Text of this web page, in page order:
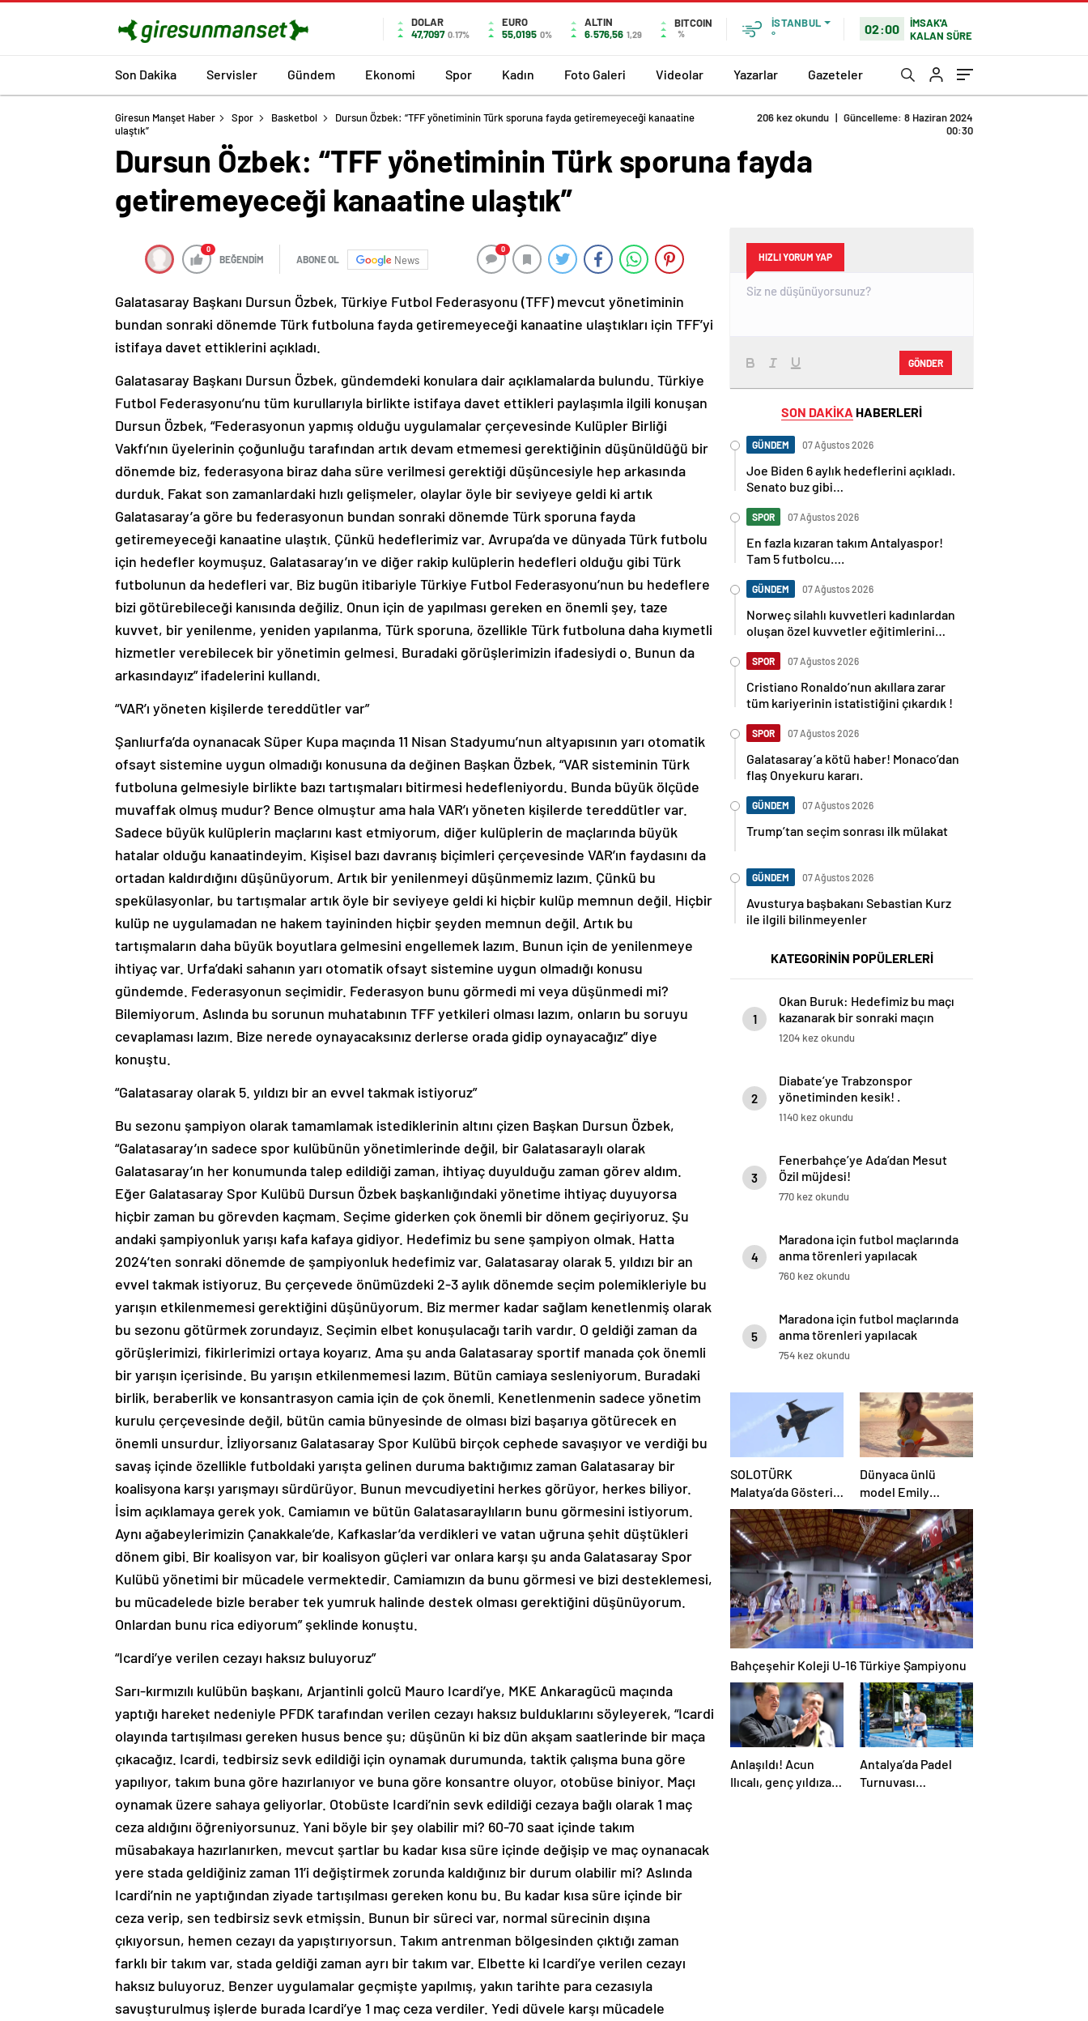
DOLAR
47,7097 0.17%
EURO
55,0195 0%
ALTIN
6.576,56 1,29
BITCOIN
%
İSTANBUL
°
02:00
İMSAK'A
KALAN SÜRE
Son Dakika Servisler Gündem Ekonomi Spor Kadın Foto Galeri Videolar Yazarlar Gazeteler
Giresun Manşet Haber Spor Basketbol
Dursun Özbek: “TFF yönetiminin Türk sporuna fayda getiremeyeceği kanaatine
ulaştık”
206 kez okundu | Güncelleme: 8 Haziran 2024
00:30
Dursun Özbek: “TFF yönetiminin Türk sporuna fayda
getiremeyeceği kanaatine ulaştık”
0
BEĞENDİM ABONE OL News
0
Galatasaray Başkanı Dursun Özbek, Türkiye Futbol Federasyonu (TFF) mevcut yönetiminin
bundan sonraki dönemde Türk futboluna fayda getiremeyeceği kanaatine ulaştıkları için TFF’yi
istifaya davet ettiklerini açıkladı.
Galatasaray Başkanı Dursun Özbek, gündemdeki konulara dair açıklamalarda bulundu. Türkiye
Futbol Federasyonu’nu tüm kurullarıyla birlikte istifaya davet ettikleri paylaşımla ilgili konuşan
Dursun Özbek, “Federasyonun yapmış olduğu uygulamalar çerçevesinde Kulüpler Birliği
Vakfı’nın üyelerinin çoğunluğu tarafından artık devam etmemesi gerektiğinin düşünüldüğü bir
dönemde biz, federasyona biraz daha süre verilmesi gerektiği düşüncesiyle hep arkasında
durduk. Fakat son zamanlardaki hızlı gelişmeler, olaylar öyle bir seviyeye geldi ki artık
Galatasaray’a göre bu federasyonun bundan sonraki dönemde Türk sporuna fayda
getiremeyeceği kanaatine ulaştık. Çünkü hedeflerimiz var. Avrupa’da ve dünyada Türk futbolu
için hedefler koymuşuz. Galatasaray’ın ve diğer rakip kulüplerin hedefleri olduğu gibi Türk
futbolunun da hedefleri var. Biz bugün itibariyle Türkiye Futbol Federasyonu’nun bu hedeflere
bizi götürebileceği kanısında değiliz. Onun için de yapılması gereken en önemli şey, taze
kuvvet, bir yenilenme, yeniden yapılanma, Türk sporuna, özellikle Türk futboluna daha kıymetli
hizmetler verebilecek bir yönetimin gelmesi. Buradaki görüşlerimizin ifadesiydi o. Bunun da
arkasındayız” ifadelerini kullandı.
“VAR’ı yöneten kişilerde tereddütler var”
Şanlıurfa’da oynanacak Süper Kupa maçında 11 Nisan Stadyumu’nun altyapısının yarı otomatik
ofsayt sistemine uygun olmadığı konusuna da değinen Başkan Özbek, “VAR sisteminin Türk
futboluna gelmesiyle birlikte bazı tartışmaları bitirmesi hedefleniyordu. Bunda büyük ölçüde
muvaffak olmuş mudur? Bence olmuştur ama hala VAR’ı yöneten kişilerde tereddütler var.
Sadece büyük kulüplerin maçlarını kast etmiyorum, diğer kulüplerin de maçlarında büyük
hatalar olduğu kanaatindeyim. Kişisel bazı davranış biçimleri çerçevesinde VAR’ın faydasını da
ortadan kaldırdığını düşünüyorum. Artık bir yenilenmeyi düşünmemiz lazım. Çünkü bu
spekülasyonlar, bu tartışmalar artık öyle bir seviyeye geldi ki hiçbir kulüp memnun değil. Hiçbir
kulüp ne uygulamadan ne hakem tayininden hiçbir şeyden memnun değil. Artık bu
tartışmaların daha büyük boyutlara gelmesini engellemek lazım. Bunun için de yenilenmeye
ihtiyaç var. Urfa’daki sahanın yarı otomatik ofsayt sistemine uygun olmadığı konusu
gündemde. Federasyonun seçimidir. Federasyon bunu görmedi mi veya düşünmedi mi?
Bilemiyorum. Aslında bu sorunun muhatabının TFF yetkileri olması lazım, onların bu soruyu
cevaplaması lazım. Bize nerede oynayacaksınız derlerse orada gidip oynayacağız” diye
konuştu.
“Galatasaray olarak 5. yıldızı bir an evvel takmak istiyoruz”
Bu sezonu şampiyon olarak tamamlamak istediklerinin altını çizen Başkan Dursun Özbek,
“Galatasaray’ın sadece spor kulübünün yönetimlerinde değil, bir Galatasaraylı olarak
Galatasaray’ın her konumunda talep edildiği zaman, ihtiyaç duyulduğu zaman görev aldım.
Eğer Galatasaray Spor Kulübü Dursun Özbek başkanlığındaki yönetime ihtiyaç duyuyorsa
hiçbir zaman bu görevden kaçmam. Seçime giderken çok önemli bir dönem geçiriyoruz. Şu
andaki şampiyonluk yarışı kafa kafaya gidiyor. Hedefimiz bu sene şampiyon olmak. Hatta
2024’ten sonraki dönemde de şampiyonluk hedefimiz var. Galatasaray olarak 5. yıldızı bir an
evvel takmak istiyoruz. Bu çerçevede önümüzdeki 2-3 aylık dönemde seçim polemikleriyle bu
yarışın etkilenmemesi gerektiğini düşünüyorum. Biz mermer kadar sağlam kenetlenmiş olarak
bu sezonu götürmek zorundayız. Seçimin elbet konuşulacağı tarih vardır. O geldiği zaman da
görüşlerimizi, fikirlerimizi ortaya koyarız. Ama şu anda Galatasaray sportif manada çok önemli
bir yarışın içerisinde. Bu yarışın etkilenmemesi lazım. Bütün camiaya sesleniyorum. Buradaki
birlik, beraberlik ve konsantrasyon camia için de çok önemli. Kenetlenmenin sadece yönetim
kurulu çerçevesinde değil, bütün camia bünyesinde de olması bizi başarıya götürecek en
önemli unsurdur. İzliyorsanız Galatasaray Spor Kulübü birçok cephede savaşıyor ve verdiği bu
savaş içinde özellikle futboldaki yarışta gelinen duruma baktığımız zaman Galatasaray bir
koalisyona karşı yarışmayı sürdürüyor. Bunun mevcudiyetini herkes görüyor, herkes biliyor.
İsim açıklamaya gerek yok. Camiamın ve bütün Galatasaraylıların bunu görmesini istiyorum.
Aynı ağabeylerimizin Çanakkale’de, Kafkaslar’da verdikleri ve vatan uğruna şehit düştükleri
dönem gibi. Bir koalisyon var, bir koalisyon güçleri var onlara karşı şu anda Galatasaray Spor
Kulübü yönetimi bir mücadele vermektedir. Camiamızın da bunu görmesi ve bizi desteklemesi,
bu mücadelede bizle beraber tek yumruk halinde destek olması gerektiğini düşünüyorum.
Onlardan bunu rica ediyorum” şeklinde konuştu.
“Icardi’ye verilen cezayı haksız buluyoruz”
Sarı-kırmızılı kulübün başkanı, Arjantinli golcü Mauro Icardi’ye, MKE Ankaragücü maçında
yaptığı hareket nedeniyle PFDK tarafından verilen cezayı haksız bulduklarını söyleyerek, “Icardi
olayında tartışılması gereken husus bence şu; düşünün ki biz dün akşam saatlerinde bir maça
çıkacağız. Icardi, tedbirsiz sevk edildiği için oynamak durumunda, taktik çalışma buna göre
yapılıyor, takım buna göre hazırlanıyor ve buna göre konsantre oluyor, otobüse biniyor. Maçı
oynamak üzere sahaya geliyorlar. Otobüste Icardi’nin sevk edildiği cezaya bağlı olarak 1 maç
ceza aldığını öğreniyorsunuz. Yani böyle bir şey olabilir mi? 60-70 saat içinde takım
müsabakaya hazırlanırken, mevcut şartlar bu kadar kısa süre içinde değişip ve maç oynanacak
yere stada geldiğiniz zaman 11’i değiştirmek zorunda kaldığınız bir durum olabilir mi? Aslında
Icardi’nin ne yaptığından ziyade tartışılması gereken konu bu. Bu kadar kısa süre içinde bir
ceza verip, sen tedbirsiz sevk etmişsin. Bunun bir süreci var, normal sürecinin dışına
çıkıyorsun, hemen cezayı da yapıştırıyorsun. Takım antrenman bölgesinden çıktığı zaman
farklı bir takım var, stada geldiği zaman ayrı bir takım var. Elbette ki Icardi’ye verilen cezayı
haksız buluyoruz. Benzer uygulamalar geçmişte yapılmış, yakın tarihte para cezasıyla
savuşturulmuş işlerde burada Icardi’ye 1 maç ceza verdiler. Yedi düvele karşı mücadele
HIZLI YORUM YAP
GÖNDER
SON DAKİKA HABERLERİ
GÜNDEM 07 Ağustos 2026
Joe Biden 6 aylık hedeflerini açıkladı.
Senato buz gibi…
SPOR 07 Ağustos 2026
En fazla kızaran takım Antalyaspor!
Tam 5 futbolcu….
GÜNDEM 07 Ağustos 2026
Norweç silahlı kuvvetleri kadınlardan
oluşan özel kuvvetler eğitimlerini
SPOR 07 Ağustos 2026
Cristiano Ronaldo’nun akıllara zarar
tüm kariyerinin istatistiğini çıkardık !
SPOR 07 Ağustos 2026
Galatasaray’a kötü haber! Monaco’dan
flaş Onyekuru kararı.
GÜNDEM 07 Ağustos 2026
Trump’tan seçim sonrası ilk mülakat
GÜNDEM 07 Ağustos 2026
Avusturya başbakanı Sebastian Kurz
ile ilgili bilinmeyenler
KATEGORİNİN POPÜLERLERİ
1
Okan Buruk: Hedefimiz bu maçı
kazanarak bir sonraki maçın
avantajını yakalamak
1204 kez okundu
2
Diabate’ye Trabzonspor
yönetiminden kesik! .
1140 kez okundu
3
Fenerbahçe’ye Ada’dan Mesut
Özil müjdesi!
770 kez okundu
4
Maradona için futbol maçlarında
anma törenleri yapılacak
760 kez okundu
5
Maradona için futbol maçlarında
anma törenleri yapılacak
754 kez okundu
SOLOTÜRK
Malatya’da Gösteri
Uçuşu Yaptı
Dünyaca ünlü
model Emily
Ratajkowski, yıldız
futbolcuya
hayranlığını ilan etti
Bahçeşehir Koleji U-16 Türkiye Şampiyonu
Anlaşıldı! Acun
Ilıcalı, genç yıldıza 2
Antalya’da Padel
Turnuvası